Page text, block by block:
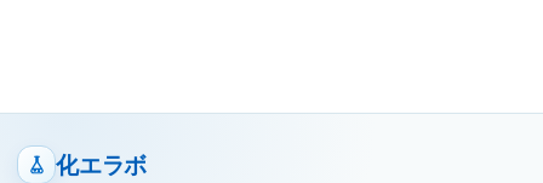
化エラボ